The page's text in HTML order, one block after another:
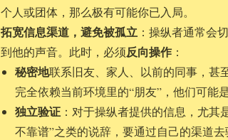
个人或团体，那么极有可能你已入局。
拓宽信息渠道，避免被孤立 ：操纵者通常会
到他的声音。此时，必须反向操作：
秘密地联系旧友、家人、以前的同事，甚
完全依赖当前环境里的“朋友”，他们可能是
独立验证：对于操纵者提供的信息，尤其
不靠谱”之类的说辞，要通过自己的渠道去